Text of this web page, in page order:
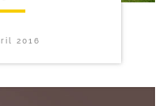
2016